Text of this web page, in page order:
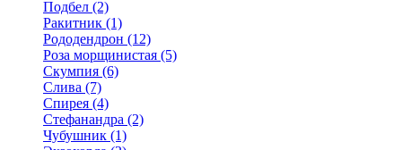
Подбел (2)
Ракитник (1)
Рододендрон (12)
Роза морщинистая (5)
Скумпия (6)
Слива (7)
Спирея (4)
Стефанандра (2)
Чубушник (1)